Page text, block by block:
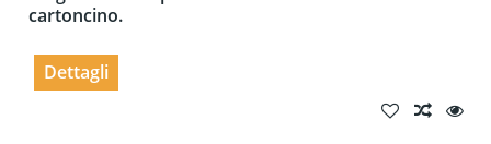
cartoncino.
Dettagli